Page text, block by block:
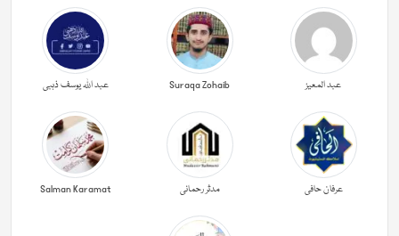
عبد المعیز Suraqa Zohaib عبد اللہ یوسف ذہبی
عرفان حافی مدثر رحمانی Salman Karamat